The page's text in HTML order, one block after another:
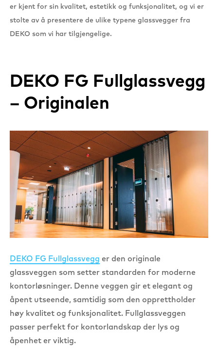
er kjent for sin kvalitet, estetikk og funksjonalitet, og vi er
stolte av å presentere de ulike typene glassvegger fra
DEKO som vi har tilgjengelige.
DEKO FG Fullglassvegg
– Originalen
DEKO FG Fullglassvegg er den originale
glassveggen som setter standarden for moderne
kontorløsninger. Denne veggen gir et elegant og
åpent utseende, samtidig som den opprettholder
høy kvalitet og funksjonalitet. Fullglassveggen
passer perfekt for kontorlandskap der lys og
åpenhet er viktig.